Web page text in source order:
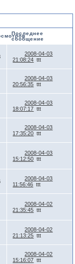
Последнее
сообщение
2008-04-03
21:08:24 ttt
2008-04-03
20:56:35 ttt
2008-04-03
18:07:17 ttt
2008-04-03
17:35:20 ttt
2008-04-03
15:12:50 ttt
2008-04-03
11:56:46 ttt
2008-04-02
21:35:45 ttt
2008-04-02
21:13:25 ttt
2008-04-02
15:16:07 ttt